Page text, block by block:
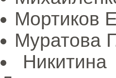
Мортиков